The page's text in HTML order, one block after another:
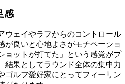
感
ウェイやラフからのコントロール
が良いと心地よさがモチベーショ
ョットが打てた」という感覚がプ
結果としてラウンド全体の集中力
ゴルフ愛好家にとってフィーリン